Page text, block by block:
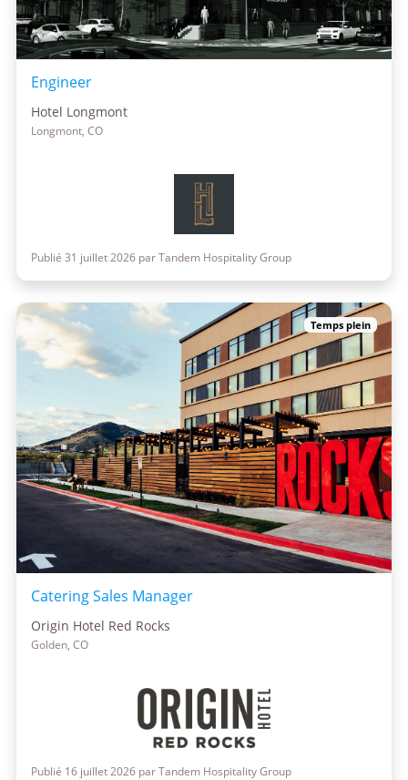
Engineer
Hotel Longmont
Longmont, CO
Publié 31 juillet 2026 par Tandem Hospitality Group
Temps plein
Catering Sales Manager
Origin Hotel Red Rocks
Golden, CO
Publié 16 juillet 2026 par Tandem Hospitality Group